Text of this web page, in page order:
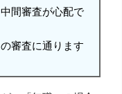
間審査が心配で
審査に通ります